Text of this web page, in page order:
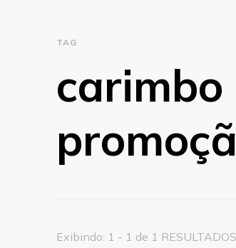
TAG
carimbo
Exibindo: 1 - 1 de 1 RESULTADOS